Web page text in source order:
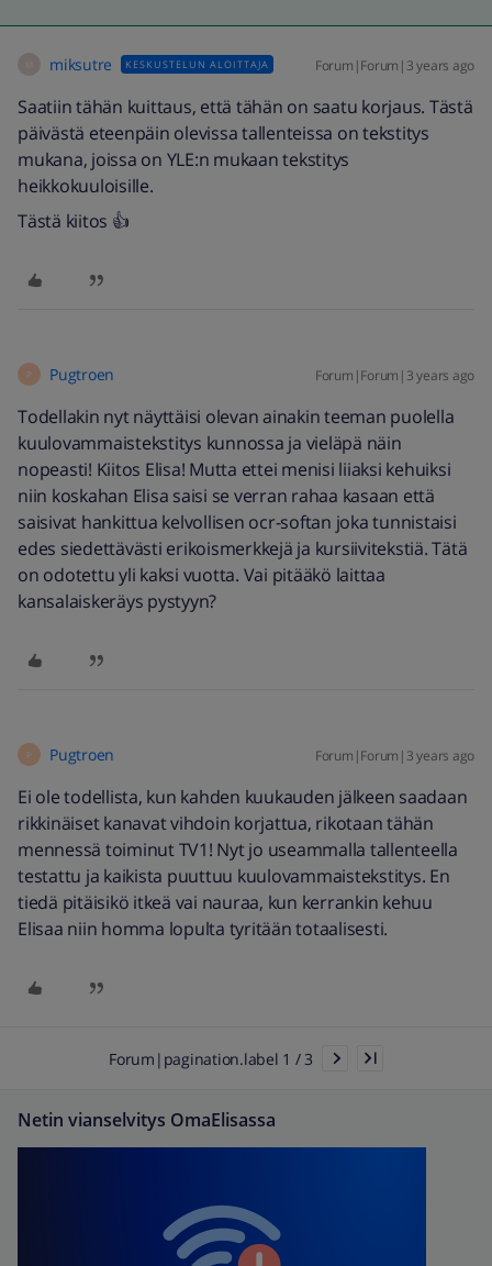
miksutre KESKUSTELUN ALOITTAJA Forum|Forum|3 years ago
Saatiin tähän kuittaus, että tähän on saatu korjaus. Tästä
päivästä eteenpäin olevissa tallenteissa on tekstitys
mukana, joissa on YLE:n mukaan tekstitys
heikkokuuloisille.
Tästä kiitos 👍
P Pugtroen Forum|Forum|3 years ago
Todellakin nyt näyttäisi olevan ainakin teeman puolella
kuulovammaistekstitys kunnossa ja vieläpä näin
nopeasti! Kiitos Elisa! Mutta ettei menisi liiaksi kehuiksi
niin koskahan Elisa saisi se verran rahaa kasaan että
saisivat hankittua kelvollisen ocr-softan joka tunnistaisi
edes siedettävästi erikoismerkkejä ja kursiivitekstiä. Tätä
on odotettu yli kaksi vuotta. Vai pitääkö laittaa
kansalaiskeräys pystyyn?
P Pugtroen Forum|Forum|3 years ago
Ei ole todellista, kun kahden kuukauden jälkeen saadaan
rikkinäiset kanavat vihdoin korjattua, rikotaan tähän
mennessä toiminut TV1! Nyt jo useammalla tallenteella
testattu ja kaikista puuttuu kuulovammaistekstitys. En
tiedä pitäisikö itkeä vai nauraa, kun kerrankin kehuu
Elisaa niin homma lopulta tyritään totaalisesti.
Forum|pagination.label 1 / 3
Netin vianselvitys OmaElisassa